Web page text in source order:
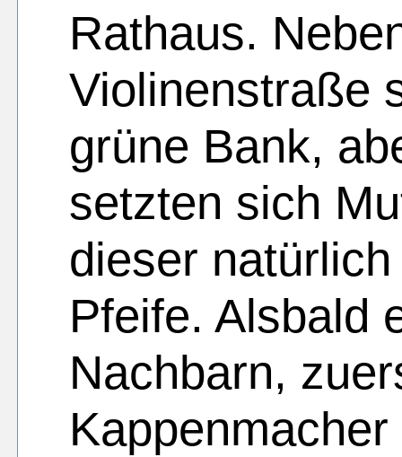
Rathaus.
Violinenstraße
grüne Bank,
setzten sich
dieser
Pfeife. Alsbald
Nachbarn,